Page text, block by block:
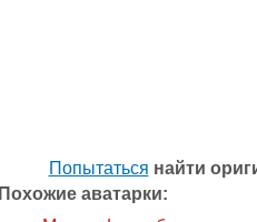
Попытаться найти
Похожие аватарки: